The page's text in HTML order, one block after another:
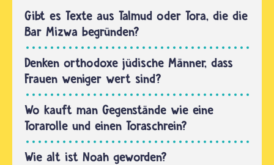
dass
ihnen die
Tora
mehr
wert ist,
als jede
andere
Schrift.Als
die
Bibel…
Gibt es Texte aus Talmud oder Tora, die die
Bar Mizwa begründen?
Denken orthodoxe jüdische Männer, dass
Frauen weniger wert sind?
Wo kauft man Gegenstände wie eine
Torarolle und einen Toraschrein?
Wie alt ist Noah geworden?